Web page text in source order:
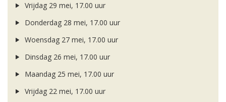
Vrijdag 29 mei, 17.00 uur
Donderdag 28 mei, 17.00 uur
Woensdag 27 mei, 17.00 uur
Dinsdag 26 mei, 17.00 uur
Maandag 25 mei, 17.00 uur
Vrijdag 22 mei, 17.00 uur